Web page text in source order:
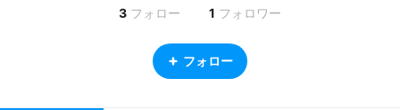
3 フォロー 1 フォロワー
フォロー